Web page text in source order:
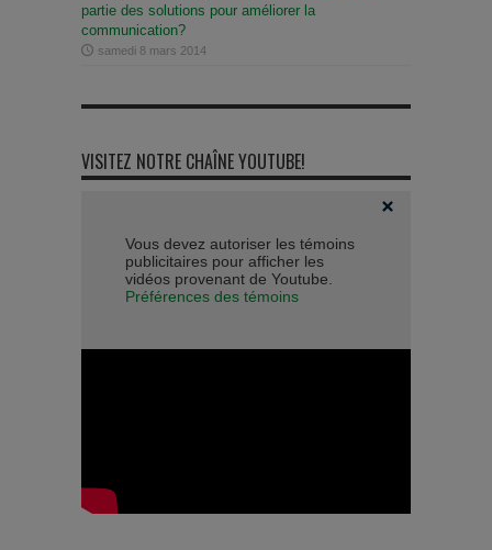
partie des solutions pour améliorer la
communication?
samedi 8 mars 2014
VISITEZ NOTRE CHAÎNE YOUTUBE!
Vous devez autoriser les témoins
publicitaires pour afficher les
vidéos provenant de Youtube.
Préférences des témoins